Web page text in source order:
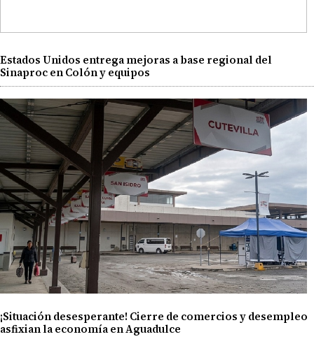
Estados Unidos entrega mejoras a base regional del
Sinaproc en Colón y equipos
¡Situación desesperante! Cierre de comercios y desempleo
asfixian la economía en Aguadulce